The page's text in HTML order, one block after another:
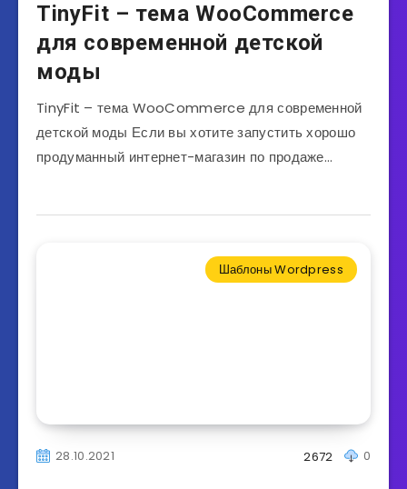
TinyFit – тема WooCommerce
для современной детской
моды
TinyFit – тема WooCommerce для современной
детской моды Если вы хотите запустить хорошо
продуманный интернет-магазин по продаже…
Шаблоны Wordpress
28.10.2021 0
2672